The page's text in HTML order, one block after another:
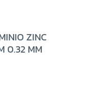
ZINC
0.32 MM